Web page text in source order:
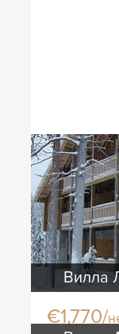
Вилла
€1,770/